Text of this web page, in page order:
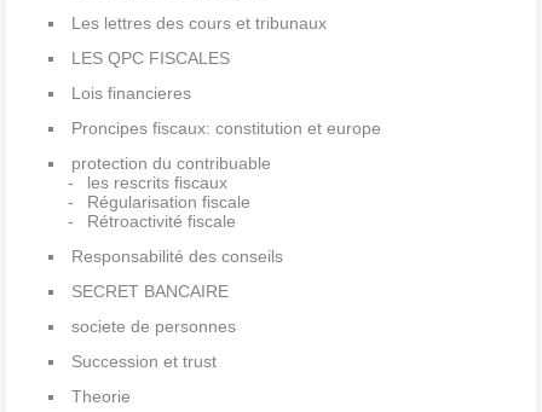
Les lettres des cours et tribunaux
LES QPC FISCALES
Lois financieres
Proncipes fiscaux: constitution et europe
protection du contribuable
les rescrits fiscaux
Régularisation fiscale
Rétroactivité fiscale
Responsabilité des conseils
SECRET BANCAIRE
societe de personnes
Succession et trust
Theorie